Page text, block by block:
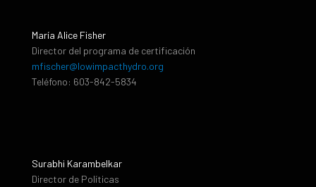
María Alice Fisher
Director del programa de certificación
mfischer@lowimpacthydro.org
Teléfono: 603-842-5834
Surabhi Karambelkar
Director de Políticas